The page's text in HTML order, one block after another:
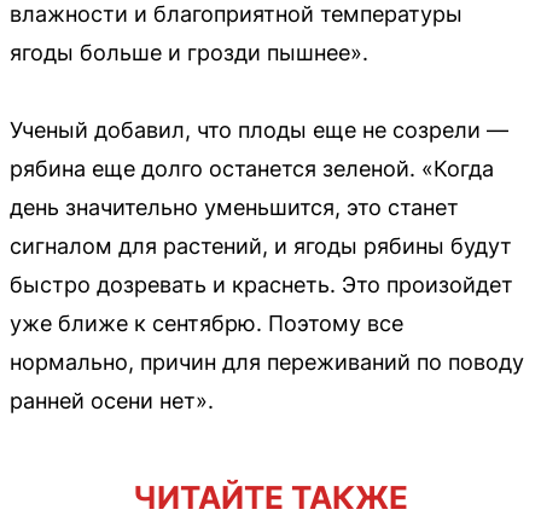
влажности и благоприятной температуры
ягоды больше и грозди пышнее».
Ученый добавил, что плоды еще не созрели —
рябина еще долго останется зеленой. «Когда
день значительно уменьшится, это станет
сигналом для растений, и ягоды рябины будут
быстро дозревать и краснеть. Это произойдет
уже ближе к сентябрю. Поэтому все
нормально, причин для переживаний по поводу
ранней осени нет».
ЧИТАЙТЕ ТАКЖЕ